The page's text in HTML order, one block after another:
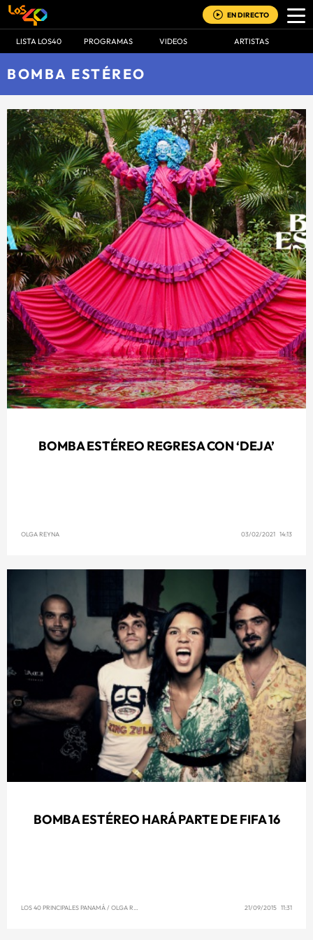
EN DIRECTO
LISTA LOS40 PROGRAMAS VIDEOS ARTISTAS
BOMBA ESTÉREO
BOMBA ESTÉREO REGRESA CON ‘DEJA’
OLGA REYNA 03/02/2021 14:13
BOMBA ESTÉREO HARÁ PARTE DE FIFA 16
LOS 40 PRINCIPALES PANAMÁ/ OLGA REYNA 21/09/2015 11:31